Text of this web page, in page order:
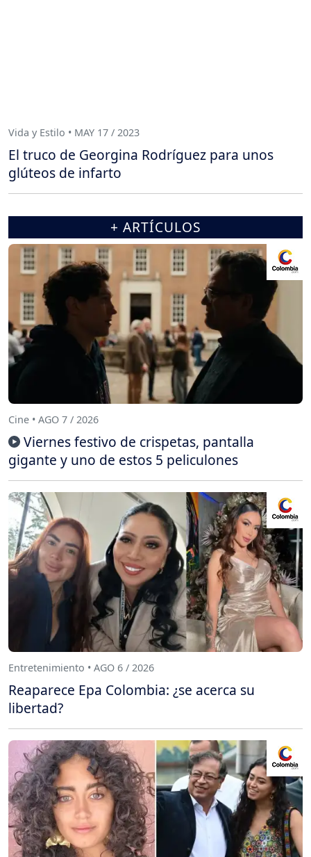
Vida y Estilo • MAY 17 / 2023
El truco de Georgina Rodríguez para unos
glúteos de infarto
+ ARTÍCULOS
Cine • AGO 7 / 2026
Viernes festivo de crispetas, pantalla
gigante y uno de estos 5 peliculones
Entretenimiento • AGO 6 / 2026
Reaparece Epa Colombia: ¿se acerca su
libertad?